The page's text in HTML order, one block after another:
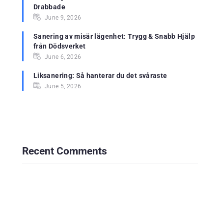
Drabbade
June 9, 2026
Sanering av misär lägenhet: Trygg & Snabb Hjälp
från Dödsverket
June 6, 2026
Liksanering: Så hanterar du det svåraste
June 5, 2026
Recent Comments